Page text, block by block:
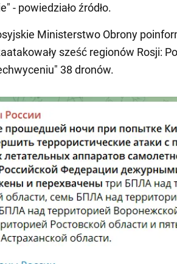
- powiedziało źródło.
Ministerstwo Obrony
sześć regionów Rosji:
38 dronów.